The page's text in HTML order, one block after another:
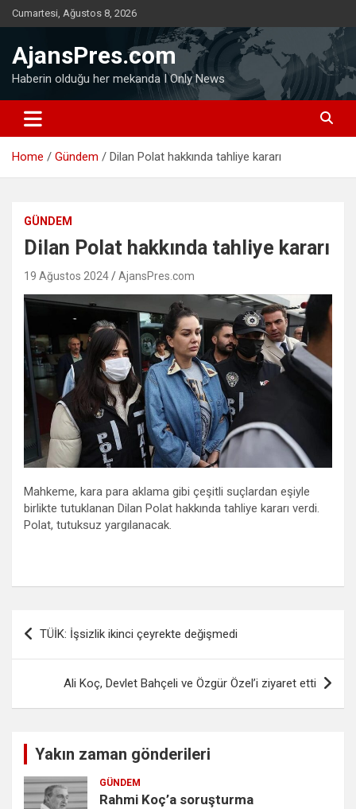
Skip
to
Cumartesi, Ağustos 8, 2026
AjansPres.com
Haberin olduğu her mekanda I Only News
Home Gündem Dilan Polat hakkında tahliye kararı
GÜNDEM
Dilan Polat hakkında tahliye kararı
19 Ağustos 2024 AjansPres.com
Mahkeme, kara para aklama gibi çeşitli suçlardan eşiyle
birlikte tutuklanan Dilan Polat hakkında tahliye kararı verdi.
Polat, tutuksuz yargılanacak.
Yazı
gezinmesi
TÜİK: İşsizlik ikinci çeyrekte değişmedi
Ali Koç, Devlet Bahçeli ve Özgür Özel’i ziyaret etti
Yakın zaman gönderileri
GÜNDEM
Rahmi Koç’a soruşturma